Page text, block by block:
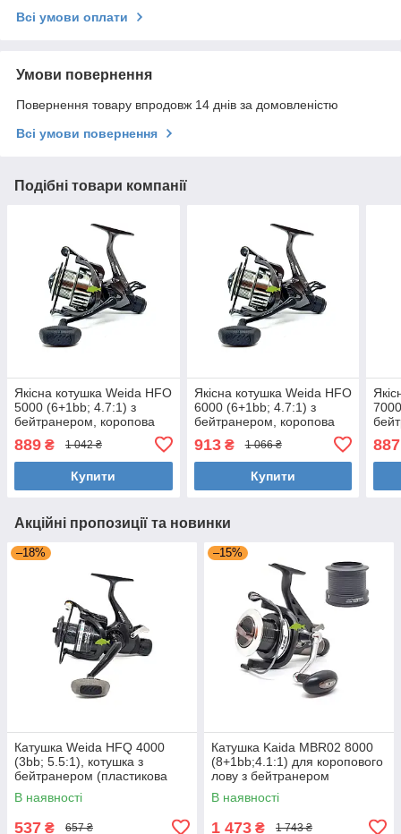
Всі умови оплати
Умови повернення
Повернення товару впродовж 14 днів за домовленістю
Всі умови повернення
Подібні товари компанії
Якісна котушка Weida HFO
5000 (6+1bb; 4.7:1) з
бейтранером, коропова
889 ₴ 1 042 ₴
Купити
Якісна котушка Weida HFO
6000 (6+1bb; 4.7:1) з
бейтранером, коропова
913₴ 1 066 ₴
Купити
887
Акційні пропозиції та новинки
–18%
Катушка Weida HFQ 4000
(3bb; 5.5:1), котушка з
бейтранером (пластикова
шпуля)
В наявності
537 ₴ 657 ₴
–15%
Катушка Kaida MBR02 8000
(8+1bb;4.1:1) для коропового
лову з бейтранером
(додаткова шпуля)
В наявності
1 473 ₴ 1 743 ₴